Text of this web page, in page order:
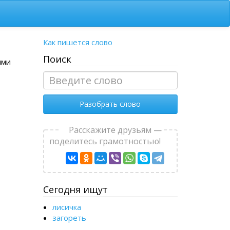
Как пишется слово
Поиск
Разобрать слово
Расскажите друзьям —
поделитесь грамотностью!
Сегодня ищут
лисичка
загореть